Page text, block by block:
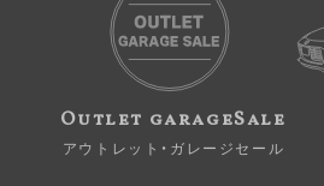
Outlet garageSale
アウトレット・ガレージセール